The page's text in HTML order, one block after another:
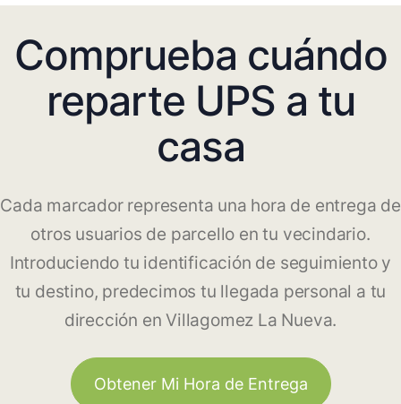
Comprueba cuándo
reparte UPS a tu
casa
Cada marcador representa una hora de entrega de
otros usuarios de parcello en tu vecindario.
Introduciendo tu identificación de seguimiento y
tu destino, predecimos tu llegada personal a tu
dirección en Villagomez La Nueva.
Obtener Mi Hora de Entrega